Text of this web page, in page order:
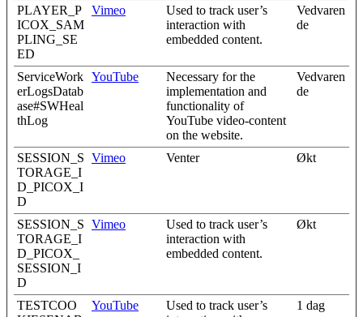
PLAYER_P
ICOX_SAM
PLING_SE
ED
Vimeo
Used to track user’s
interaction with
embedded content.
Vedvaren
de
ServiceWork
erLogsDatab
ase#SWHeal
thLog
YouTube
Necessary for the
implementation and
functionality of
YouTube video-content
on the website.
Vedvaren
de
SESSION_S
TORAGE_I
D_PICOX_I
D
Vimeo Venter Økt
SESSION_S
TORAGE_I
D_PICOX_
SESSION_I
D
Vimeo
Used to track user’s
interaction with
embedded content.
Økt
TESTCOO
YouTube
Used to track user’s
1 dag